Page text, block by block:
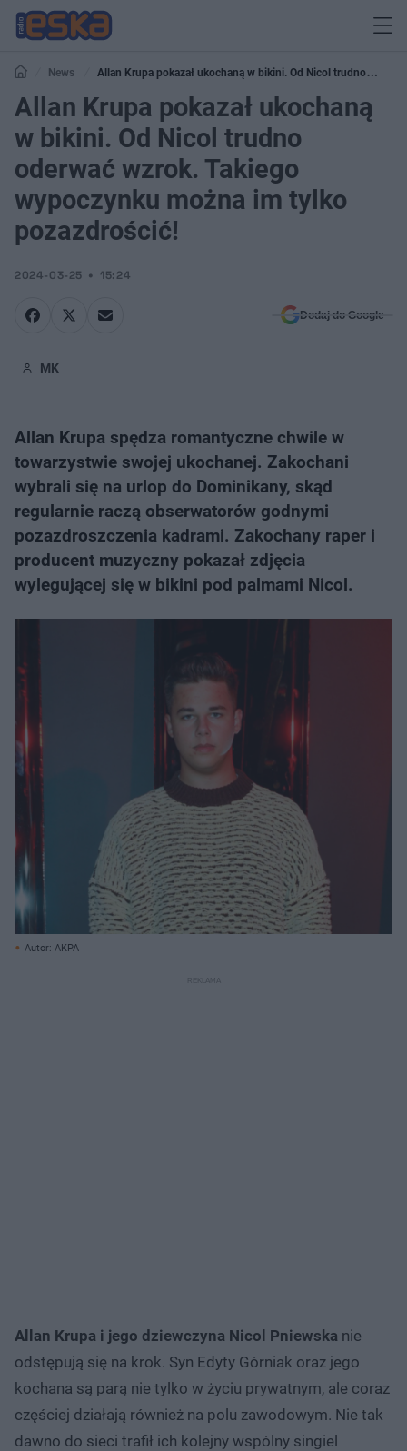
News
Allan Krupa pokazał ukochaną w bikini. Od Nicol trudno
oderwać wzrok. Takiego wypoczynku można im tylko pozazdrościć!
Allan Krupa pokazał ukochaną
w bikini. Od Nicol trudno
oderwać wzrok. Takiego
wypoczynku można im tylko
pozazdrościć!
2024-03-25 15:24
Dodaj do Google
MK
Allan Krupa spędza romantyczne chwile w
towarzystwie swojej ukochanej. Zakochani
wybrali się na urlop do Dominikany, skąd
regularnie raczą obserwatorów godnymi
pozazdroszczenia kadrami. Zakochany raper i
producent muzyczny pokazał zdjęcia
wylegującej się w bikini pod palmami Nicol.
Autor: AKPA
Allan Krupa i jego dziewczyna Nicol Pniewska nie
odstępują się na krok. Syn Edyty Górniak oraz jego
kochana są parą nie tylko w życiu prywatnym, ale coraz
częściej działają również na polu zawodowym. Nie tak
dawno do sieci trafił ich kolejny wspólny singiel